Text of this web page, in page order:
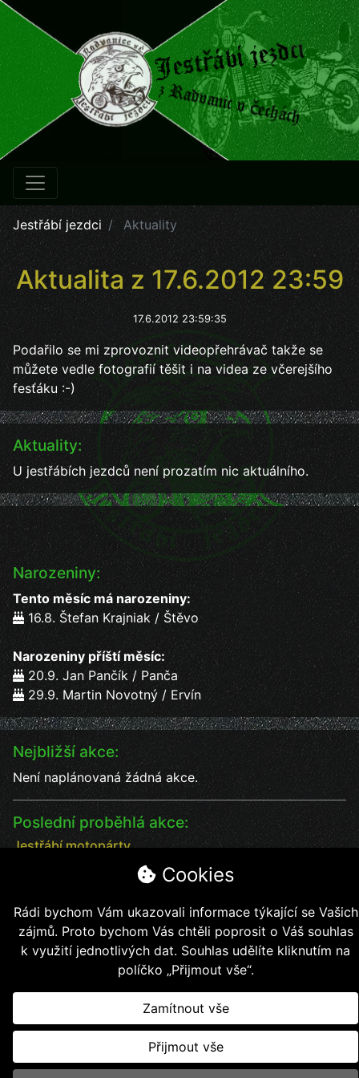
Jestřábí jezdci Aktuality
Aktuality:
U jestřábích jezdců není prozatím nic aktuálního.
Aktualita z 17.6.2012 23:59
17.6.2012 23:59:35
Podařilo se mi zprovoznit videopřehrávač takže se
můžete vedle fotografií těšit i na videa ze včerejšího
fesťáku :-)
Narozeniny:
Tento měsíc má narozeniny:
16.8. Štefan Krajniak / Štěvo
Narozeniny příští měsíc:
20.9. Jan Pančík / Panča
29.9. Martin Novotný / Ervín
Nejbližší akce:
Není naplánovaná žádná akce.
Poslední proběhlá akce:
Jestřábí motopárty
Jestřábí motopárty od 18 - 20.7. vystoupení kapel
Čas: 17:00
Místo:Jestřábí chýše
soutěže, kapely, jídlo, pití bezva kalba
Kollert Slavomír - E-shopy a webové stránky
Cookies
Rádi bychom Vám ukazovali informace týkající se Vašich
zájmů. Proto bychom Vás chtěli poprosit o Váš souhlas
k využití jednotlivých dat. Souhlas udělíte kliknutím na
políčko „Přijmout vše“.
Zamítnout vše
Přijmout vše